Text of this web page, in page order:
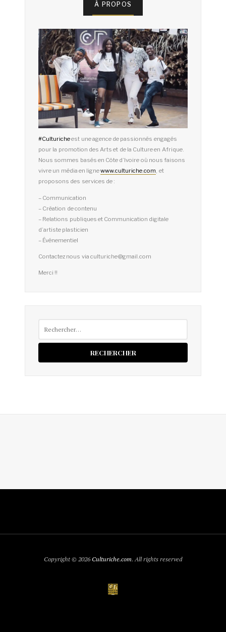
À PROPOS
#Culturicheest une agence de passionnés engagés
pour la promotion des Arts et de la Culture en Afrique.
Nous sommes basés en Côte d’Ivoire où nous faisons
vivre un média en lignewww.culturiche.com, et
proposons des services de :
– Communication
– Création de contenu
– Relations publiques et Communication digitale
d’artiste plasticien
– Événementiel
Contactez nous via culturiche@gmail.com
Merci !!
Copyright © 2026Culturiche.com. All rights reserved